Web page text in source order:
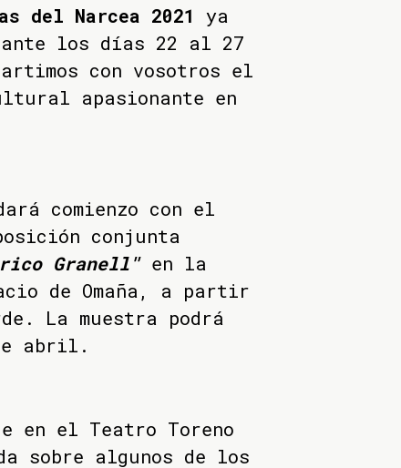
del Narcea 2021
ya
los días 22 al 27
con vosotros el
apasionante en
comienzo con el
conjunta
Granell"en la
de Omaña, a partir
La muestra podrá
abril.
en el Teatro Toreno
sobre algunos de los